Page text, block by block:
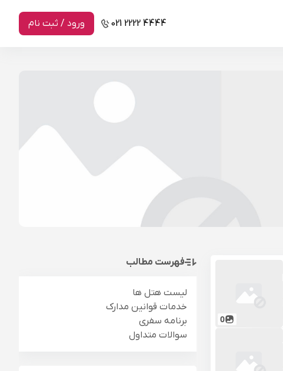
021 2222 4444 ورود / ثبت نام
0
فهرست مطالب
لیست هتل ها
خدمات قوانین مدارک
برنامه سفری
سوالات متداول